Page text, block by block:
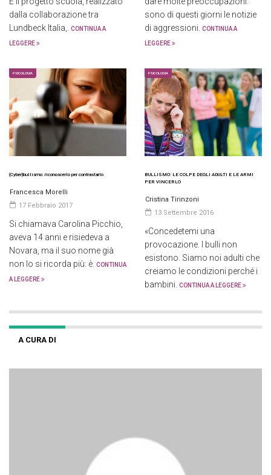
dalla collaborazione tra
Lundbeck Italia,. CONTINUA A
LEGGERE
sono di questi giorni le notizie
di aggressioni. CONTINUA A
LEGGERE
PSICOLOGIA
(Cyber)bullismo: riconoscerlo per contrastarlo
Francesca Morelli
17 Febbraio 2017
Si chiamava Carolina Picchio,
aveva 14 anni e risiedeva a
Novara, ma il suo nome già
non lo si ricorda più: è. CONTINUA
A LEGGERE
PSICOLOGIA
BULLISMO: LE COLPE DEGLI ADULTI E LE ARMI
PER VINCERLO
Cristina Tirinzoni
13 Settembre 2016
«Concedetemi una
provocazione. I bulli non
esistono. Siamo noi adulti che
creiamo le condizioni perché i
bambini. CONTINUA A LEGGERE
A CURA DI